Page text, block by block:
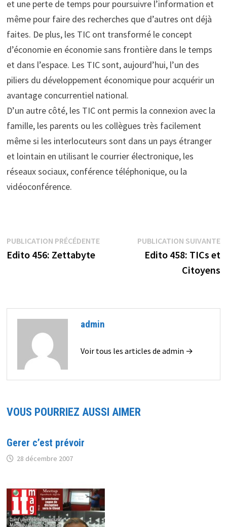
et une perte de temps pour poursuivre l’information et
même pour faire des recherches que d’autres ont déjà
faites. De plus, les TIC ont transformé le concept
d’économie en économie sans frontière dans le temps
et dans l’espace. Les TIC sont, aujourd’hui, l’un des
piliers du développement économique pour acquérir un
avantage concurrentiel national.
D’un autre côté, les TIC ont permis la connexion avec la
famille, les parents ou les collègues très facilement
même si les interlocuteurs sont dans un pays étranger
et lointain en utilisant le courrier électronique, les
réseaux sociaux, conférence téléphonique, ou la
vidéoconférence.
Navigation
de
PUBLICATION PRÉCÉDENTEPublication
précédente :
Edito 456: Zettabyte
PUBLICATION SUIVANTE
Edito 458: TICs et
Citoyens
admin
Voir tous les articles de admin →
VOUS POURRIEZ AUSSI AIMER
Gerer c’est prévoir
28 décembre 2007